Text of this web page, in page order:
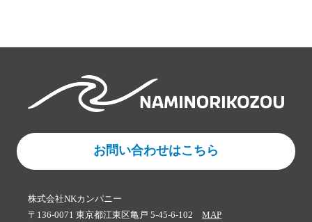
お問い合わせはこちら
株式会社NKカンパニー
〒136-0071 東京都江東区亀戸 5-45-6-102MAP